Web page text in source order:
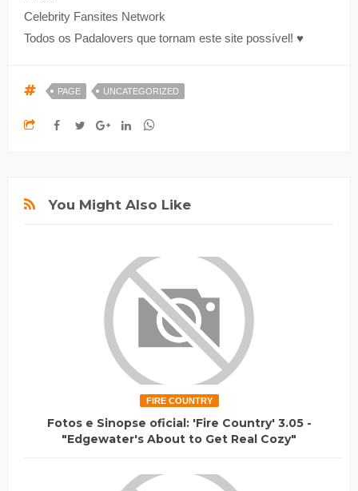
Celebrity Fansites Network
Todos os Padalovers que tornam este site possível! ♥
PAGE UNCATEGORIZED
You Might Also Like
FIRE COUNTRY
Fotos e Sinopse oficial: 'Fire Country' 3.05 -
"Edgewater's About to Get Real Cozy"